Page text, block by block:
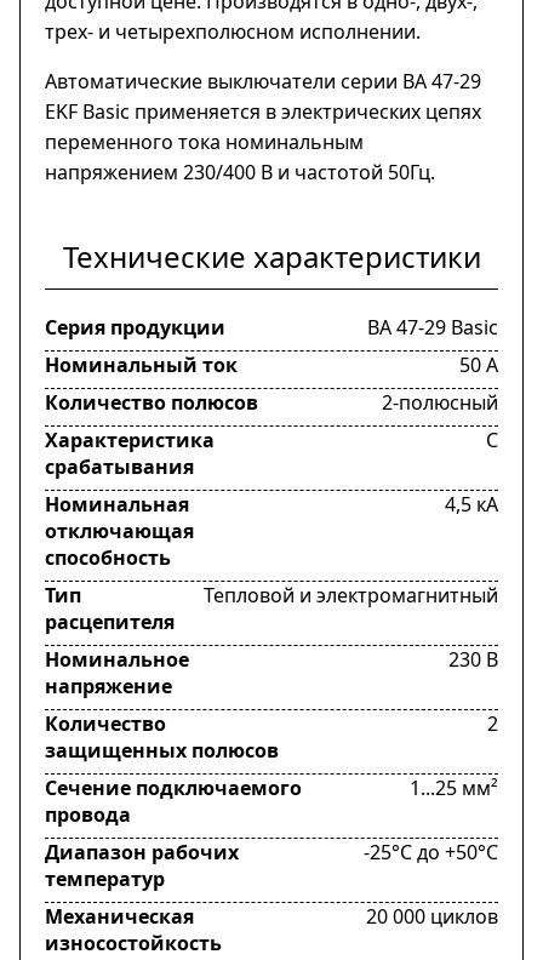
трех- и четырехполюсном исполнении.
Автоматические выключатели серии ВА 47-29
EKF Basic применяется в электрических цепях
переменного тока номинальным
напряжением 230/400 В и частотой 50Гц.
Технические характеристики
Серия продукции
ВА 47-29 Basic
Номинальный ток
50 А
Количество полюсов
2-полюсный
Характеристика
срабатывания
C
Номинальная
отключающая
способность
4,5 кА
Тип
расцепителя
Тепловой и электромагнитный
Номинальное
напряжение
230 В
Количество
защищенных полюсов
2
Сечение подключаемого
провода
1...25 мм²
Диапазон рабочих
температур
-25°C до +50°C
Механическая
износостойкость
20 000 циклов